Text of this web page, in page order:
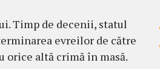
Timp de decenii, statul
evreilor de către
orice altă crimă în masă.